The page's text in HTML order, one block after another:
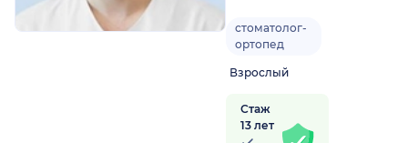
стоматолог-
ортопед
Взрослый
Стаж
13 лет